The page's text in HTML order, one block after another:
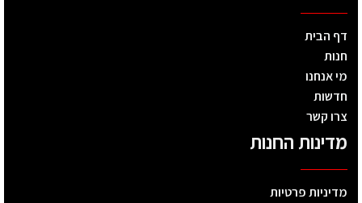
דף הבית
חנות
מי אנחנו
חדשות
צרו קשר
מדינות החנות
מדיניות פרטיות